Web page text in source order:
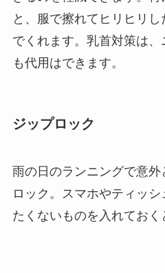
と、服で擦れてヒリヒリ
でくれます。乳首対策は
も代用はできます。
ジップロック
雨の日のランニングで意
ロック。スマホやティッ
たくないものを入れておく